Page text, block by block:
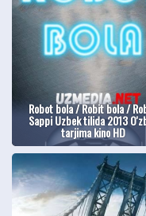
Robot bola / Robit bola /
Sappi Uzbek tilida 2013
tarjima kino HD